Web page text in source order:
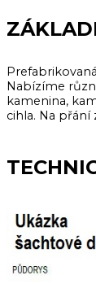
Nabízíme
kamenina,
cihla. Na přání